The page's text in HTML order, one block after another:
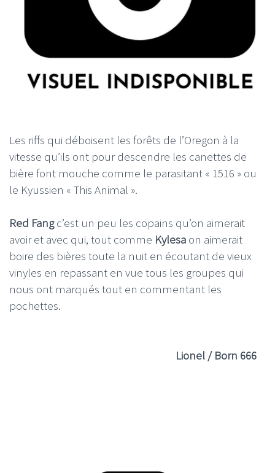
Les riffs qui déboisent les forêts de l’Oregon à la
vitesse qu’ils ont pour descendre les canettes de
bière font mouche comme le parasitant « 1516 » ou
le Kyussien « This Animal ».
Red Fangc’est un peu les copains qu’on aimerait
avoir et avec qui, tout comme Kylesa on aimerait
boire des bières toute la nuit en écoutant de vieux
vinyles en repassant en vue tous les groupes qui
nous ont marqués tout en commentant les
pochettes.
Lionel / Born 666